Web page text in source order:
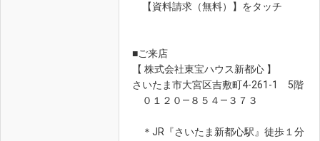
【資料請求（無料）】をタッチ
■ご来店
【 株式会社東宝ハウス新都心 】
さいたま市大宮区吉敷町4-261-1 5階
０１２０―８５４―３７３
＊JR『さいたま新都心駅』徒歩１分